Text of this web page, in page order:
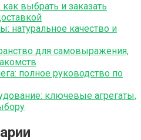
выбрать и заказать
натуральное качество и
для самовыражения,
полное руководство по
ключевые агрегаты,